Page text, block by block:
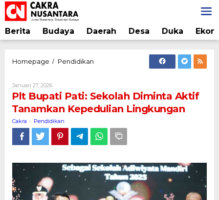
Lewati
ke
konten
Berita Budaya Daerah Desa Duka
Homepage / Pendidikan
Diminta
Aktif
Kepedulian
Lingkungan
Januari 27, 2026Oleh
Cakra
Plt Bupati Pati: Sekolah Diminta Aktif
Tanamkan Kepedulian Lingkungan
Cakra - Pendidikan